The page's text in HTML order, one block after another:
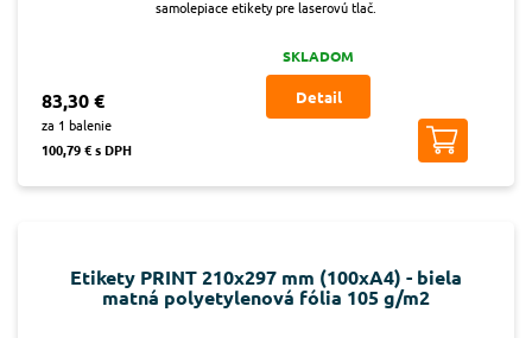
samolepiace etikety pre laserovú tlač.
83,30 €
za 1 balenie
100,79 € s DPH
SKLADOM
Detail
Etikety PRINT 210x297 mm (100xA4) - biela
matná polyetylenová fólia 105 g/m2